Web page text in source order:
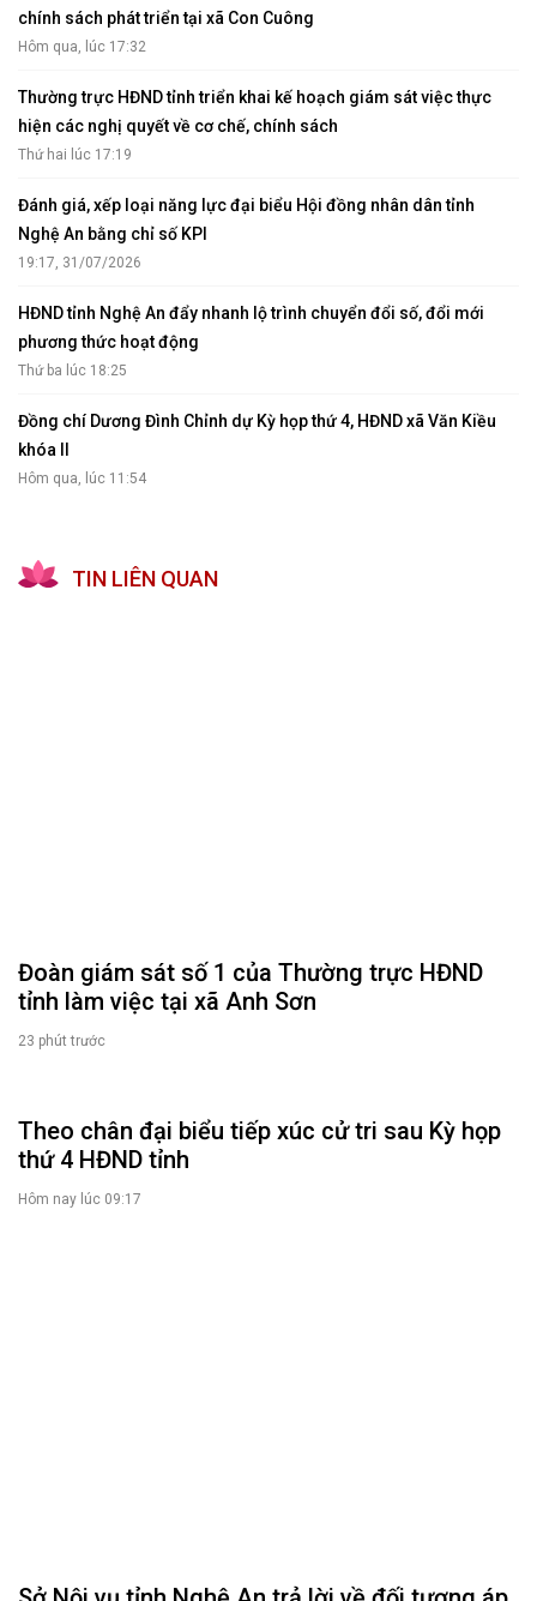
chính sách phát triển tại xã Con Cuông
Hôm qua, lúc 17:32
Thường trực HĐND tỉnh triển khai kế hoạch giám sát việc thực
hiện các nghị quyết về cơ chế, chính sách
Thứ hai lúc 17:19
Đánh giá, xếp loại năng lực đại biểu Hội đồng nhân dân tỉnh
Nghệ An bằng chỉ số KPI
19:17, 31/07/2026
HĐND tỉnh Nghệ An đẩy nhanh lộ trình chuyển đổi số, đổi mới
phương thức hoạt động
Thứ ba lúc 18:25
Đồng chí Dương Đình Chỉnh dự Kỳ họp thứ 4, HĐND xã Văn Kiều
khóa II
Hôm qua, lúc 11:54
TIN LIÊN QUAN
Sở Nội vụ tỉnh Nghệ An trả lời về đối tượng áp
dụng chế độ, chính sách đối với cán bộ được
điều động về công tác tại xã miền núi
Tháo gỡ các khó khăn, vướng mắc, đẩy nhanh